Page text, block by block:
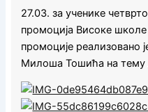
27.03. за ученике
промоција Високе
промоције реализовано
Милоша Тошића на тему